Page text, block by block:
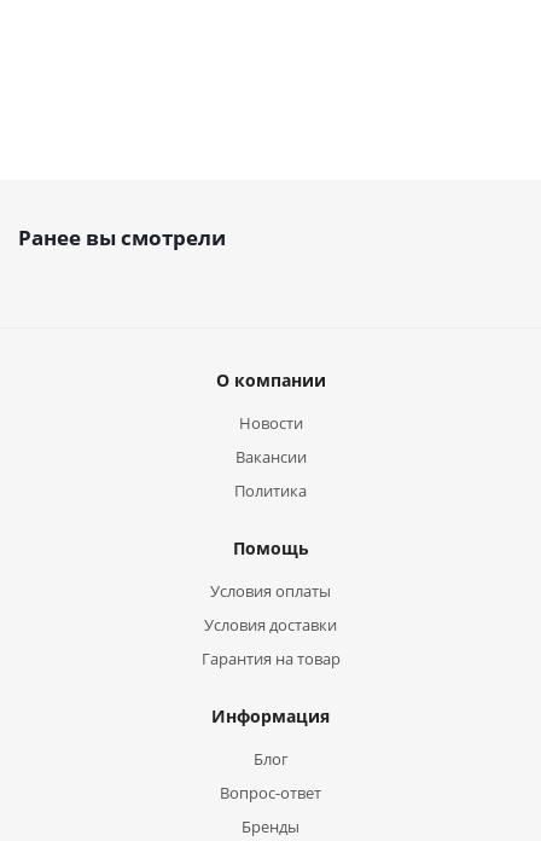
Ранее вы смотрели
О компании
Новости
Вакансии
Политика
Помощь
Условия оплаты
Условия доставки
Гарантия на товар
Информация
Блог
Вопрос-ответ
Бренды